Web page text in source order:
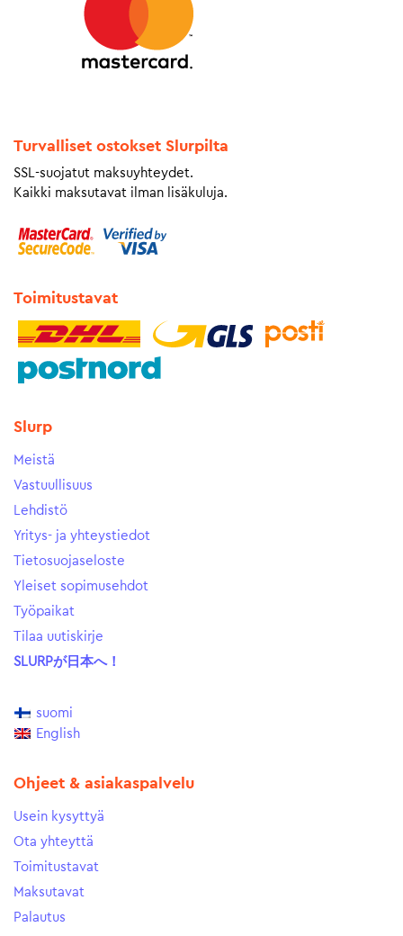
Turvalliset ostokset Slurpilta
SSL-suojatut maksuyhteydet.
Kaikki maksutavat ilman lisäkuluja.
Toimitustavat
Slurp
Meistä
Vastuullisuus
Lehdistö
Yritys- ja yhteystiedot
Tietosuojaseloste
Yleiset sopimusehdot
Työpaikat
Tilaa uutiskirje
SLURPが日本へ！
suomi
English
Ohjeet & asiakaspalvelu
Usein kysyttyä
Ota yhteyttä
Toimitustavat
Maksutavat
Palautus